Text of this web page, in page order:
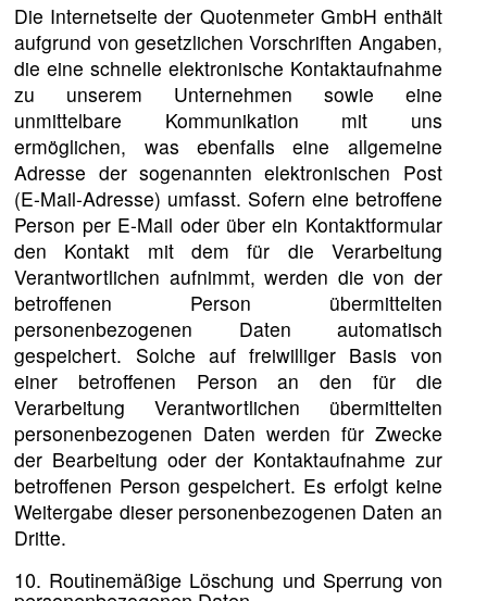
Die Internetseite der Quotenmeter GmbH enthält
aufgrund von gesetzlichen Vorschriften Angaben,
die eine schnelle elektronische Kontaktaufnahme
zu unserem Unternehmen sowie eine
unmittelbare Kommunikation mit uns
ermöglichen, was ebenfalls eine allgemeine
Adresse der sogenannten elektronischen Post
(E-Mail-Adresse) umfasst. Sofern eine betroffene
Person per E-Mail oder über ein Kontaktformular
den Kontakt mit dem für die Verarbeitung
Verantwortlichen aufnimmt, werden die von der
betroffenen Person übermittelten
personenbezogenen Daten automatisch
gespeichert. Solche auf freiwilliger Basis von
einer betroffenen Person an den für die
Verarbeitung Verantwortlichen übermittelten
personenbezogenen Daten werden für Zwecke
der Bearbeitung oder der Kontaktaufnahme zur
betroffenen Person gespeichert. Es erfolgt keine
Weitergabe dieser personenbezogenen Daten an
Dritte.
10. Routinemäßige Löschung und Sperrung von